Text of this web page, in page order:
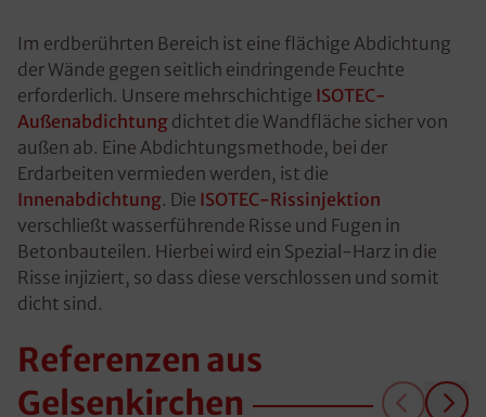
Im erdberührten Bereich ist eine flächige Abdichtung
der Wände gegen seitlich eindringende Feuchte
erforderlich. Unsere mehrschichtige ISOTEC-
Außenabdichtung dichtet die Wandfläche sicher von
außen ab. Eine Abdichtungsmethode, bei der
Erdarbeiten vermieden werden, ist die
Innenabdichtung. Die ISOTEC-Rissinjektion
verschließt wasserführende Risse und Fugen in
Betonbauteilen. Hierbei wird ein Spezial-Harz in die
Risse injiziert, so dass diese verschlossen und somit
dicht sind.
Referenzen aus
Gelsenkirchen